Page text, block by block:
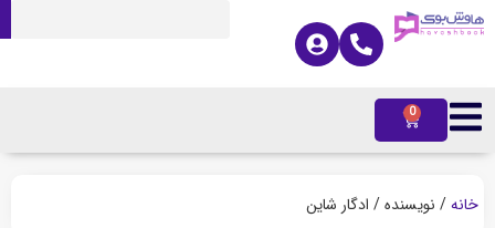
/ نویسنده / ادگار شاین